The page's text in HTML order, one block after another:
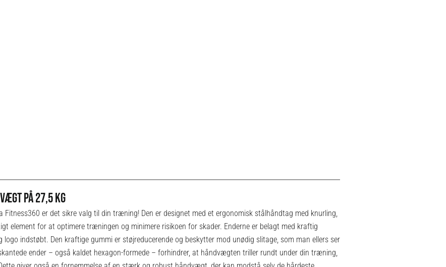
PÅ 27,5 KG
er det sikre valg til din træning! Den er designet med et ergonomisk stålhåndtag med knurling,
element for at optimere træningen og minimere risikoen for skader. Enderne er belagt med kraftig
indstøbt. Den kraftige gummi er støjreducerende og beskytter mod unødig slitage, som man ellers ser
ender – også kaldet hexagon-formede – forhindrer, at håndvægten triller rundt under din træning,